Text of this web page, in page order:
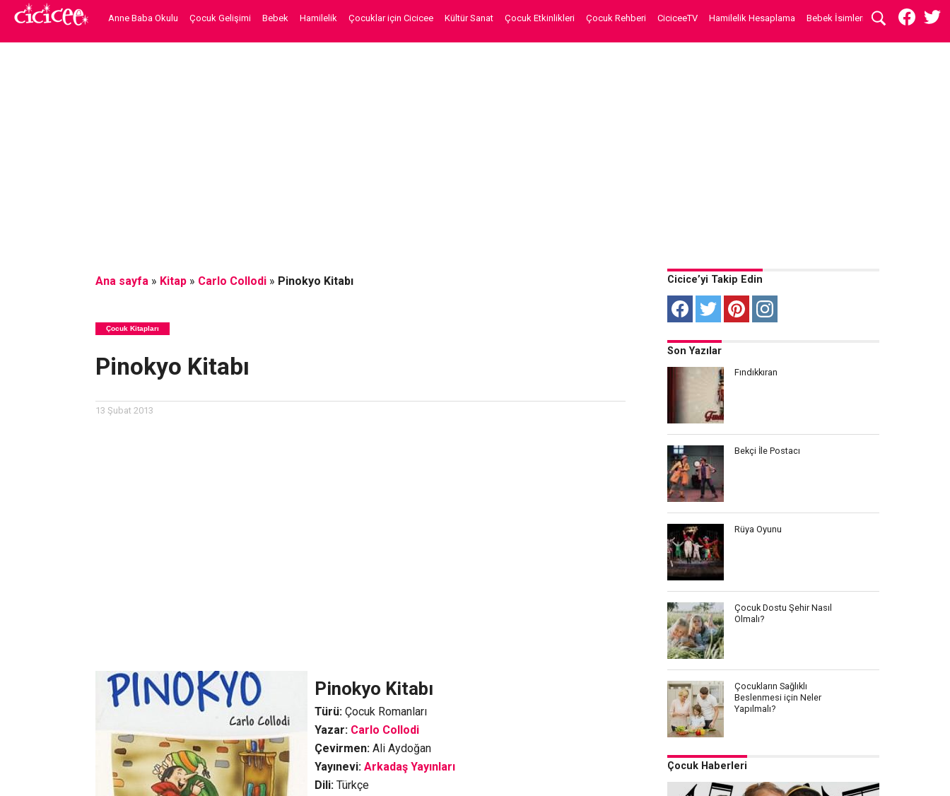
Anne Baba Okulu Çocuk Gelişimi Bebek Hamilelik Çocuklar için Cicicee Kültür Sanat Çocuk Etkinlikleri Çocuk Rehberi CiciceeTV Hamilelik Hesaplama Bebek İsimleri
Ana sayfa» Kitap» Carlo Collodi» Pinokyo Kitabı
Çocuk Kitapları
Pinokyo Kitabı
13 Şubat 2013
Pinokyo Kitabı
Türü:Çocuk Romanları
Yazar: Carlo Collodi
Çevirmen:Ali Aydoğan
Yayınevi: Arkadaş Yayınları
Dili: Türkçe
Cicice’yi Takip Edin
Son Yazılar
Fındıkkıran
Bekçi İle Postacı
Rüya Oyunu
Çocuk Dostu Şehir Nasıl
Olmalı?
Çocukların Sağlıklı
Beslenmesi için Neler
Yapılmalı?
Çocuk Haberleri